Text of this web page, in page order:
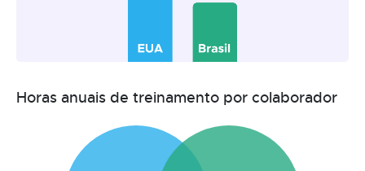
Horas anuais de treinamento por colaborador